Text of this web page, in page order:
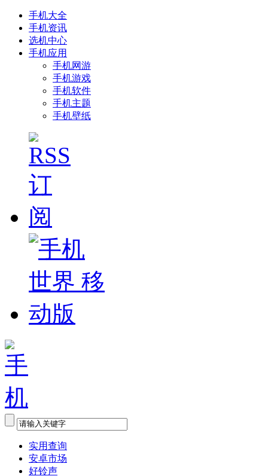
手机大全
手机资讯
选机中心
手机应用
手机网游
手机游戏
手机软件
手机主题
手机壁纸
实用查询
安卓市场
好铃声